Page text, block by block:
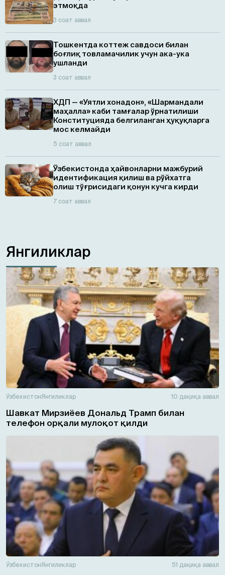
этмоқда
3 соат аввал
Тошкентда коттеж савдоси билан
боғлиқ товламачилик учун ака-ука
ушланди
3 соат аввал
ХДП — «Уятли хонадон», «Шармандали
маҳалла» каби тамғалар ўрнатилиши
Конституцияда белгиланган ҳуқуқларга
мос келмайди
5 соат аввал
Ўзбекистонда ҳайвонларни мажбурий
идентификация қилиш ва рўйхатга
олиш тўғрисидаги қонун кучга кирди
7 соат аввал
Янгиликлар
ЎзбекистонЯнгиликлар 10 дақиқа аввал
Шавкат Мирзиёев Дональд Трамп билан
телефон орқали мулоқот қилди
ЎзбекистонЯнгиликлар 51 дақиқа аввал